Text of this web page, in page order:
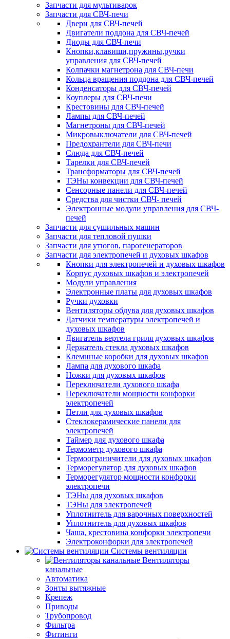
Запчасти для мультиварок
Запчасти для СВЧ-печи
Двери для СВЧ-печей
Двигатели поддона для СВЧ-печей
Диоды для СВЧ-печи
Кнопки,клавиши,пружины,ручки
управления для СВЧ-печей
Колпачки магнетрона для СВЧ-печи
Кольца вращения поддона для СВЧ-печей
Конденсаторы для СВЧ-печей
Коуплеры для СВЧ-печи
Крестовины для СВЧ-печей
Лампы для СВЧ-печей
Магнетроны для СВЧ-печей
Микровыключатели для СВЧ-печей
Предохрантели для СВЧ-печи
Слюда для СВЧ-печей
Тарелки для СВЧ-печей
Трансформаторы для СВЧ-печей
ТЭНы конвекции для СВЧ-печей
Сенсорные панели для СВЧ-печей
Средства для чистки СВЧ- печей
Электронные модули управления для СВЧ-
печей
Запчасти для сушильных машин
Запчасти для тепловой пушки
Запчасти для утюгов, парогенераторов
Запчасти для электропечей и духовых шкафов
Кнопки для электропечей и духовых шкафов
Корпус духовых шкафов и электропечей
Модули управления
Электронные платы для духовых шкафов
Ручки духовки
Вентиляторы обдува для духовых шкафов
Датчики температуры электропечей и
духовых шкафов
Двигатель вертела гриля духовых шкафов
Держатель стекла духовых шкафов
Клемнные коробки для духовых шкафов
Лампа для духового шкафа
Ножки для духовых шкафов
Переключатели духового шкафа
Переключатели мощности конфорки
электропечей
Петли для духовых шкафов
Стеклокерамические панели для
электропечей
Таймер для духового шкафа
Термометр духового шкафа
Термоограничители для духовых шкафов
Терморегулятор для духовых шкафов
Терморегулятор мощности конфорки
электропечи
ТЭНы для духовых шкафов
ТЭНы для электропечей
Уплотнитель для варочных поверхностей
Уплотнитель для духовых шкафов
Чаша, крестовина конфорки электропечи
Электроконфорки для электропечей
Системы вентиляции
Вентиляторы
канальные
Автоматика
Зонты вытяжные
Крепеж
Приводы
Трубопровод
Фильтра
Фитинги